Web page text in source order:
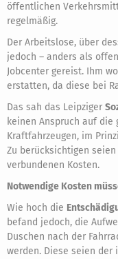
öffentlichen
regelmäßig.
Der Arbeitslose, über
jedoch – anders als
Jobcenter gereist. Ihm
erstatten, da diese bei
Das sah das Leipziger
keinen Anspruch auf
Kraftfahrzeugen, im
Zu berücksichtigen
verbundenen Kosten.
Notwendige Kosten
Wie hoch die
befand jedoch, die
Duschen nach der
werden. Diese seien der